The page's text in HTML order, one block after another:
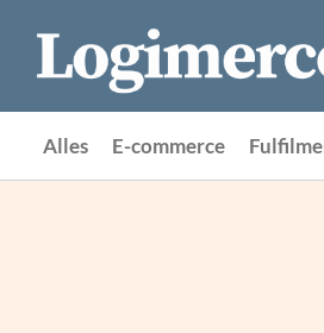
Alles E-commerce